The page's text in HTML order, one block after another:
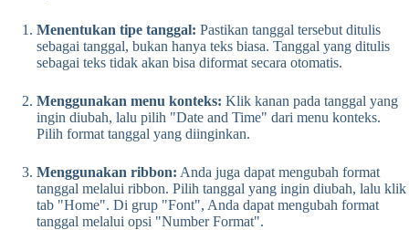
Menentukan tipe tanggal: Pastikan tanggal tersebut ditulis
sebagai tanggal, bukan hanya teks biasa. Tanggal yang ditulis
sebagai teks tidak akan bisa diformat secara otomatis.
Menggunakan menu konteks: Klik kanan pada tanggal yang
ingin diubah, lalu pilih "Date and Time" dari menu konteks.
Pilih format tanggal yang diinginkan.
Menggunakan ribbon: Anda juga dapat mengubah format
tanggal melalui ribbon. Pilih tanggal yang ingin diubah, lalu klik
tab "Home". Di grup "Font", Anda dapat mengubah format
tanggal melalui opsi "Number Format".